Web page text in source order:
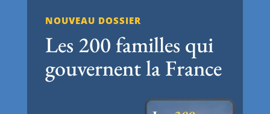
NOUVEAU DOSSIER
Les 200 familles qui
gouvernent la France